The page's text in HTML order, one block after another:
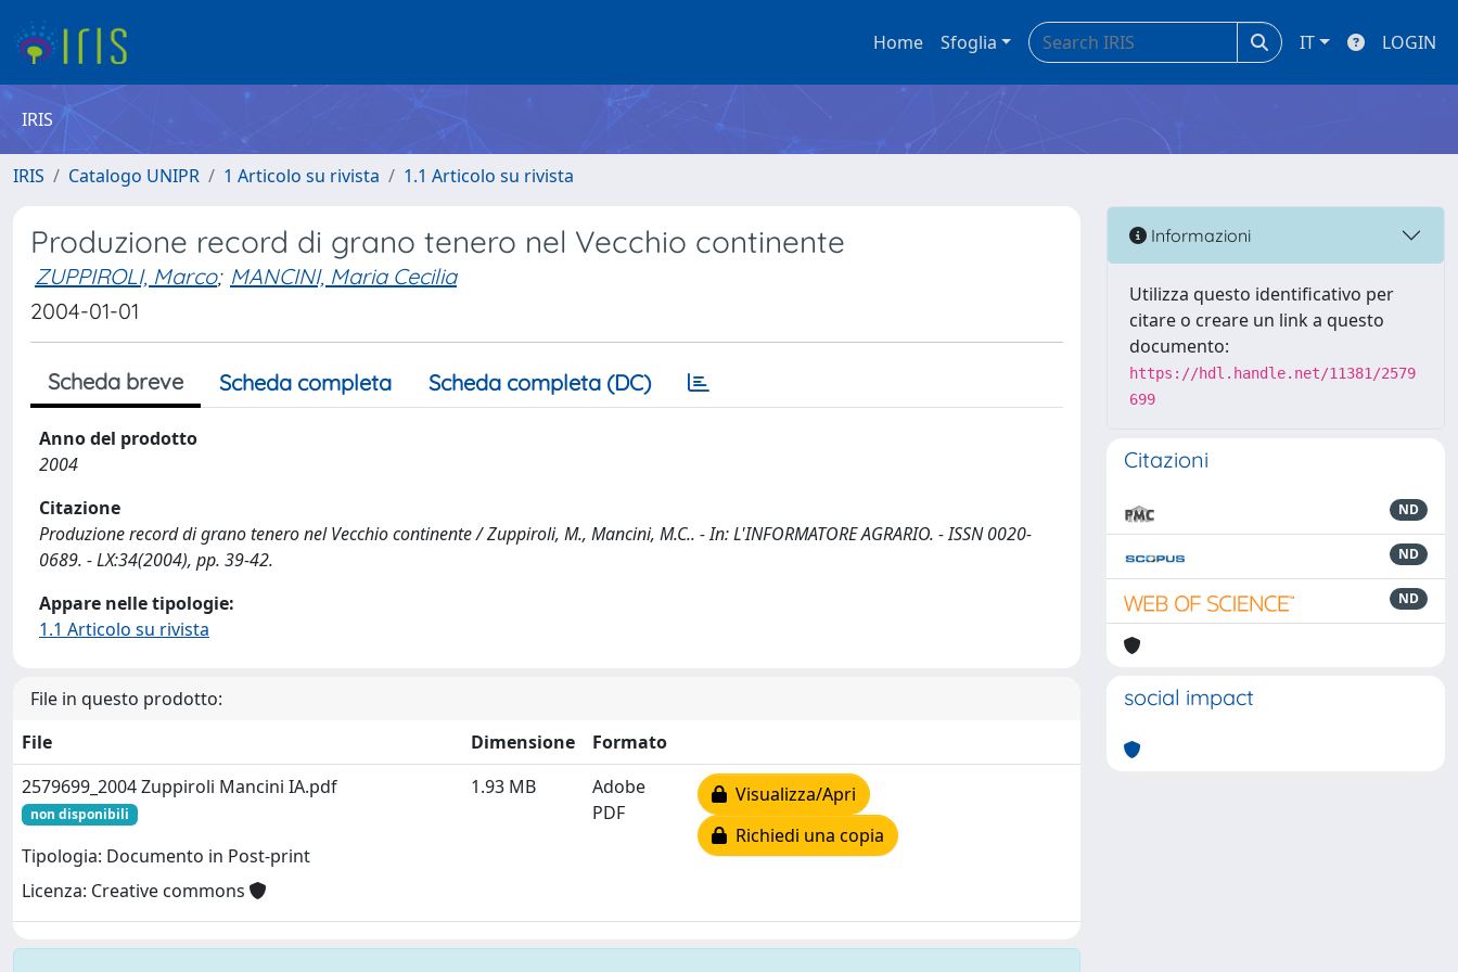
Home Sfoglia IT LOGIN
IRIS
IRIS Catalogo UNIPR 1 Articolo su rivista 1.1 Articolo su rivista
Produzione record di grano tenero nel Vecchio continente
ZUPPIROLI, Marco; MANCINI, Maria Cecilia
2004-01-01
Scheda breve Scheda completa Scheda completa (DC)
Anno del prodotto
2004
Citazione
Produzione record di grano tenero nel Vecchio continente / Zuppiroli, M., Mancini, M.C.. - In: L'INFORMATORE AGRARIO. - ISSN 0020-
0689. - LX:34(2004), pp. 39-42.
Appare nelle tipologie:
1.1 Articolo su rivista
File in questo prodotto:
File
Dimensione
Formato
2579699_2004 Zuppiroli Mancini IA.pdf
non disponibili
Tipologia: Documento in Post-print
Licenza: Creative commons
1.93 MB
Adobe
PDF
Visualizza/Apri
Richiedi una copia
Informazioni
Utilizza questo identificativo per
citare o creare un link a questo
documento:
https://hdl.handle.net/11381/2579
699
Citazioni
ND
ND
ND
social impact